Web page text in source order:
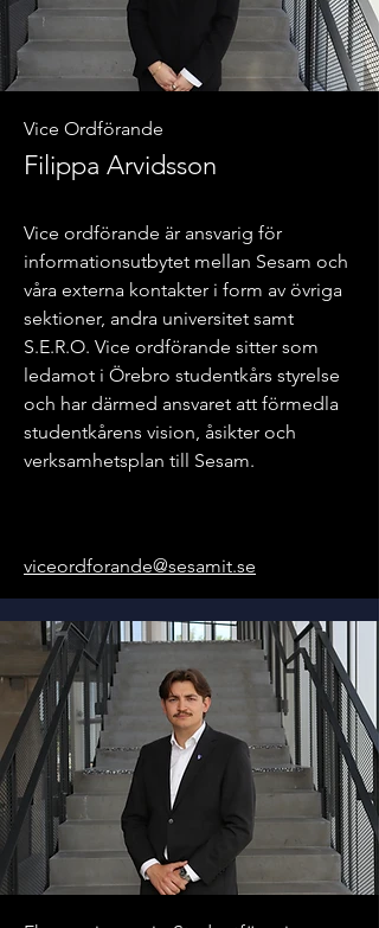
Vice Ordförande
Filippa Arvidsson
Vice ordförande är ansvarig för
informationsutbytet mellan Sesam och
våra externa kontakter i form av övriga
sektioner, andra universitet samt
S.E.R.O. Vice ordförande sitter som
ledamot i Örebro studentkårs styrelse
och har därmed ansvaret att förmedla
studentkårens vision, åsikter och
verksamhetsplan till Sesam.
viceordforande@sesamit.se